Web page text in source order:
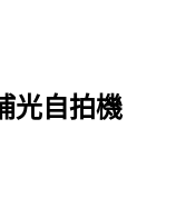
光自拍機